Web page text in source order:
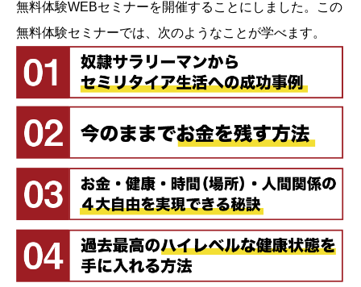
無料体験WEBセミナーを開催することにしました。この
無料体験セミナーでは、次のようなことが学べます。